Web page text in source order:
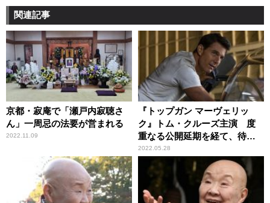
関連記事
京都・寂庵で「瀬戸内寂聴さ
ん」一周忌の法要が営まれる
2022.11.09
『トップガン マーヴェリッ
ク』トム・クルーズ主演 度
重なる公開延期を経て、待望
のスクリーンへ
2022.05.28